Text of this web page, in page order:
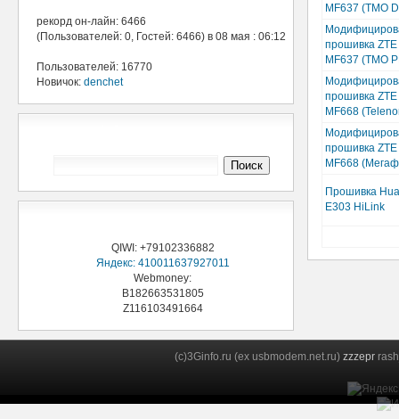
рекорд он-лайн: 6466
(Пользователей: 0, Гостей: 6466) в 08 мая : 06:12
Пользователей: 16770
Новичок: denchet
QIWI: +79102336882
Яндекс: 410011637927011
Webmoney:
B182663531805
Z116103491664
MF637 (TMO
прошивка ZTE
MF637 (TMO
прошивка ZTE
MF668
прошивка ZTE
MF668
Прошивка
E303 HiLink
(c)3Ginfo.ru (ex usbmodem.net.ru) zzzepr